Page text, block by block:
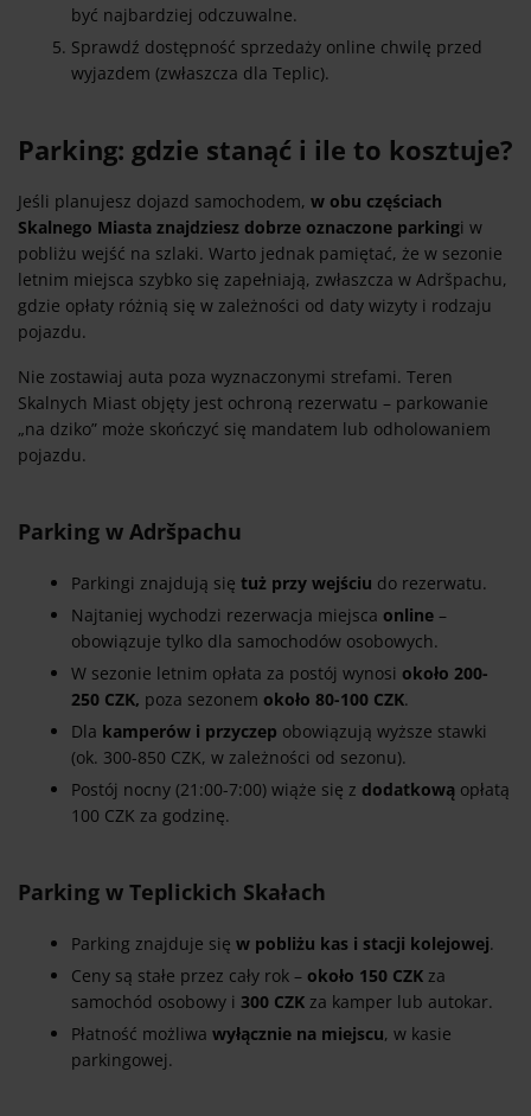
być najbardziej odczuwalne.
Sprawdź dostępność sprzedaży online chwilę przed
wyjazdem (zwłaszcza dla Teplic).
Parking: gdzie stanąć i ile to kosztuje?
Jeśli planujesz dojazd samochodem, w obu częściach
Skalnego Miasta znajdziesz dobrze oznaczone parkingi w
pobliżu wejść na szlaki. Warto jednak pamiętać, że w sezonie
letnim miejsca szybko się zapełniają, zwłaszcza w Adršpachu,
gdzie opłaty różnią się w zależności od daty wizyty i rodzaju
pojazdu.
Nie zostawiaj auta poza wyznaczonymi strefami. Teren
Skalnych Miast objęty jest ochroną rezerwatu – parkowanie
„na dziko” może skończyć się mandatem lub odholowaniem
pojazdu.
Parking w Adršpachu
Parkingi znajdują się tuż przy wejściu do rezerwatu.
Najtaniej wychodzi rezerwacja miejsca online –
obowiązuje tylko dla samochodów osobowych.
W sezonie letnim opłata za postój wynosi około 200-
250 CZK, poza sezonem około 80-100 CZK.
Dla kamperów i przyczep obowiązują wyższe stawki
(ok. 300-850 CZK, w zależności od sezonu).
Postój nocny (21:00-7:00) wiąże się z dodatkową opłatą
100 CZK za godzinę.
Parking w Teplickich Skałach
Parking znajduje się w pobliżu kas i stacji kolejowej.
Ceny są stałe przez cały rok – około 150 CZK za
samochód osobowy i 300 CZK za kamper lub autokar.
Płatność możliwa wyłącznie na miejscu, w kasie
parkingowej.